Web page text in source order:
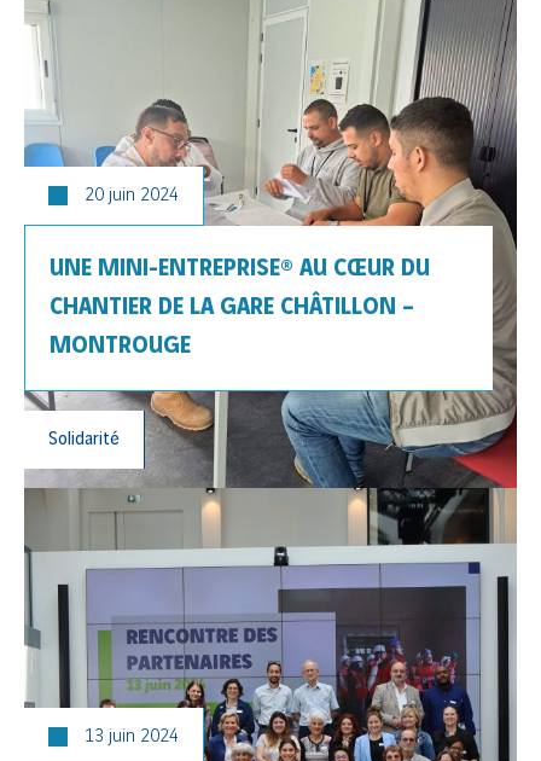
20 juin 2024
UNE MINI-ENTREPRISE® AU CŒUR DU
CHANTIER DE LA GARE CHÂTILLON –
MONTROUGE
Solidarité
13 juin 2024